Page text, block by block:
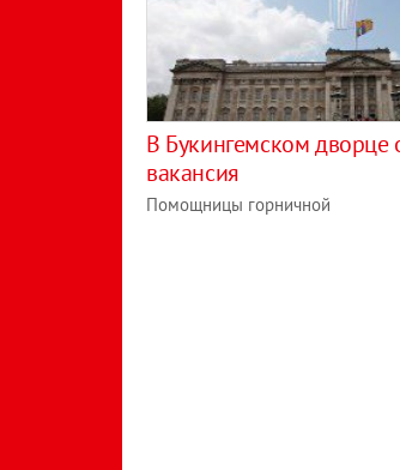
В Букингемском дворце
вакансия
Помощницы горничной